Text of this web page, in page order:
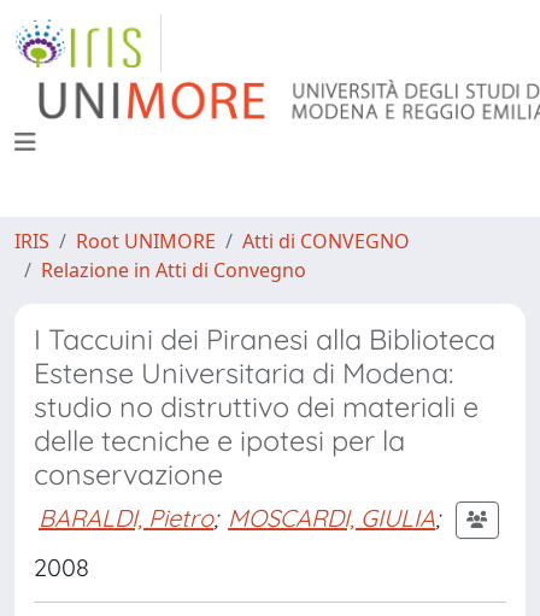
IRIS Root UNIMORE
Atti di CONVEGNO
Relazione in Atti di Convegno
I Taccuini dei Piranesi alla Biblioteca
Estense Universitaria di Modena:
studio no distruttivo dei materiali e
delle tecniche e ipotesi per la
conservazione
BARALDI, Pietro; MOSCARDI, GIULIA;
2008